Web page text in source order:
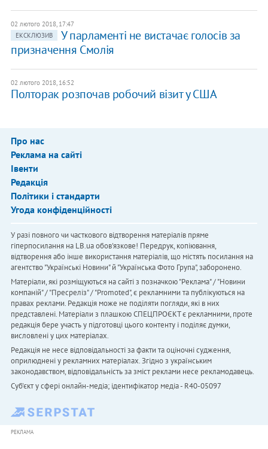
02 лютого 2018, 17:47
ЕКСКЛЮЗИВ
У парламенті не вистачає голосів за
призначення Смолія
02 лютого 2018, 16:52
Полторак розпочав робочий візит у США
Про нас
Реклама на сайті
Івенти
Редакція
Політики і стандарти
Угода конфіденційності
У разі повного чи часткового відтворення матеріалів пряме
гіперпосилання на LB.ua обов'язкове! Передрук, копіювання,
відтворення або інше використання матеріалів, що містять посилання на
агентство "Українськi Новини" й "Українська Фото Група", заборонено.
Матеріали, які розміщуються на сайті з позначкою "Реклама" / "Новини
компаній" / "Пресреліз" / "Promoted", є рекламними та публікуються на
правах реклами. Редакція може не поділяти погляди, які в них
представлені. Матеріали з плашкою СПЕЦПРОЄКТ є рекламними, проте
редакція бере участь у підготовці цього контенту і поділяє думки,
висловлені у цих матеріалах.
Редакція не несе відповідальності за факти та оціночні судження,
оприлюднені у рекламних матеріалах. Згідно з українським
законодавством, відповідальність за зміст реклами несе рекламодавець.
Cуб'єкт у сфері онлайн-медіа; ідентифікатор медіа - R40-05097
РЕКЛАМА